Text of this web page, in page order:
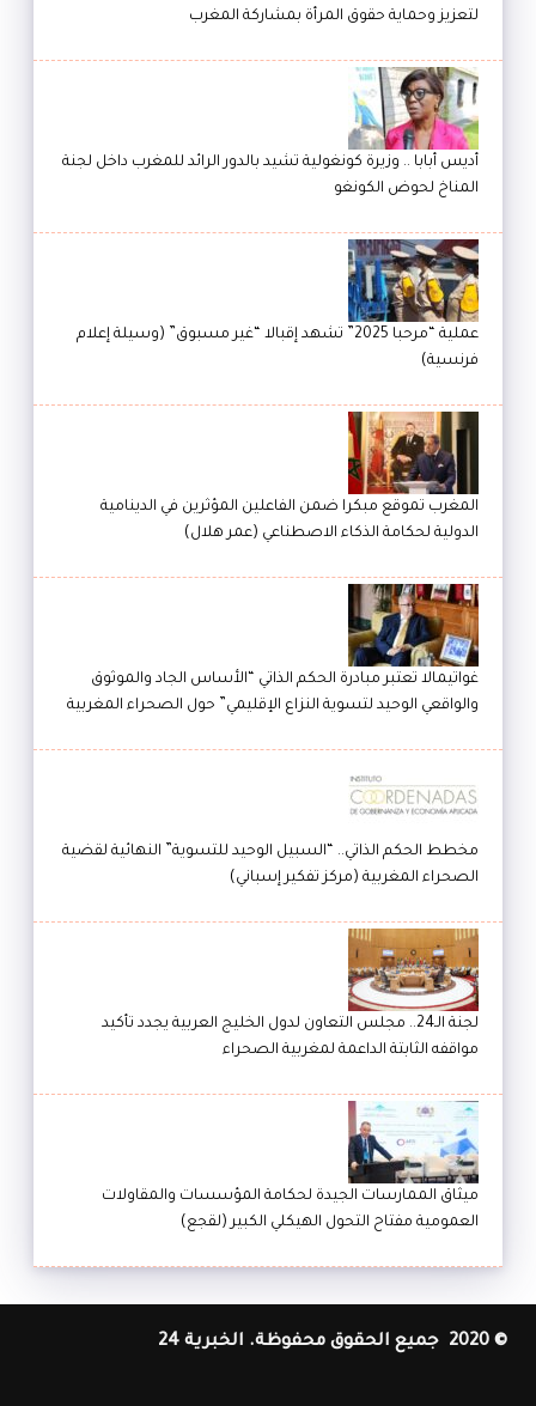
لتعزيز وحماية حقوق المرأة بمشاركة المغرب
أديس أبابا .. وزيرة كونغولية تشيد بالدور الرائد للمغرب داخل لجنة
المناخ لحوض الكونغو
عملية “مرحبا 2025” تشهد إقبالا “غير مسبوق” (وسيلة إعلام
فرنسية)
المغرب تموقع مبكرا ضمن الفاعلين المؤثرين في الدينامية
الدولية لحكامة الذكاء الاصطناعي (عمر هلال)
غواتيمالا تعتبر مبادرة الحكم الذاتي “الأساس الجاد والموثوق
والواقعي الوحيد لتسوية النزاع الإقليمي” حول الصحراء المغربية
مخطط الحكم الذاتي.. “السبيل الوحيد للتسوية” النهائية لقضية
الصحراء المغربية (مركز تفكير إسباني)
لجنة الـ24.. مجلس التعاون لدول الخليج العربية يجدد تأكيد
مواقفه الثابتة الداعمة لمغربية الصحراء
ميثاق الممارسات الجيدة لحكامة المؤسسات والمقاولات
العمومية مفتاح التحول الهيكلي الكبير (لقجع)
© 2020 جميع الحقوق محفوظة. الخبرية 24